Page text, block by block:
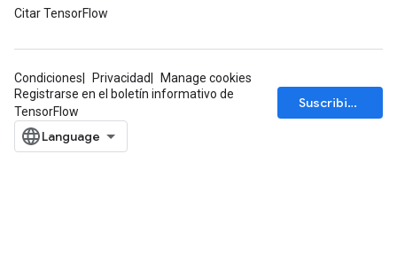
Citar TensorFlow
Condiciones Privacidad
Manage cookies
Registrarse en el boletín informativo de
TensorFlow
Suscribirse